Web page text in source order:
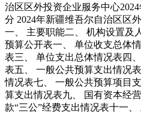
治区区外投资企业服务中心
分 2024年新疆维吾尔自治区区
一、 主要职能二、 机构设置及
预算公开表一、 单位收支总体
表三、 单位支出总体情况表 四
表五、 一般公共预算支出情况表
情况表七、 一般公共预算项目
算支出情况表九、 国有资本经
款“三公”经费支出情况表十一、